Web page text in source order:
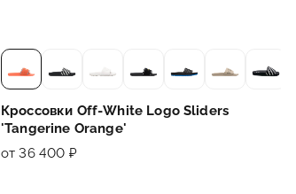
Кроссовки Off-White Logo Sliders
'Tangerine Orange'
от 36 400 ₽